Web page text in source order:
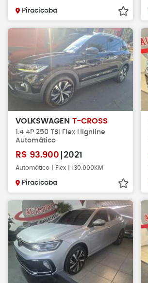
Piracicaba
VOLKSWAGEN T-CROSS
1.4 4P 250 TSI Flex Highline
Automático
R$ 93.900 2021
Automático | Flex | 130.000KM
Piracicaba